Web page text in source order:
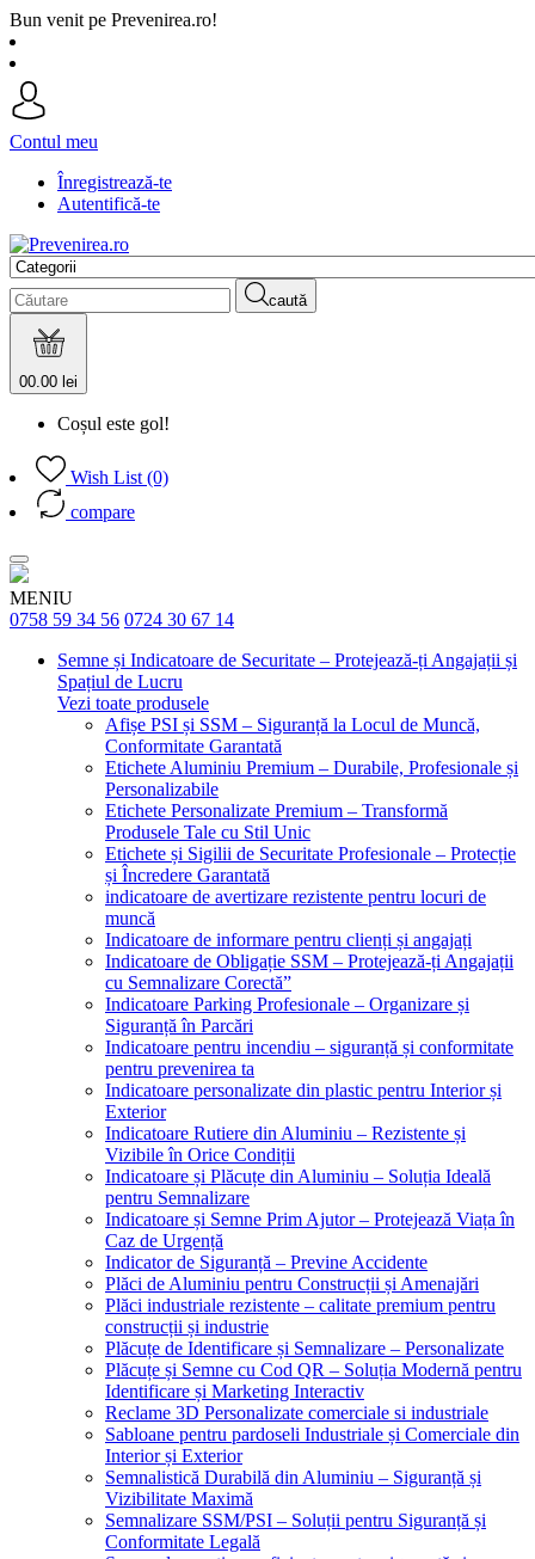
Bun venit pe Prevenirea.ro!
Contul meu
Înregistrează-te
Autentifică-te
caută
00.00 lei
Coșul este gol!
Wish List (0)
compare
MENIU
0758 59 34 56 0724 30 67 14
Semne și Indicatoare de Securitate – Protejează-ți Angajații și
Spațiul de Lucru
Vezi toate produsele
Afișe PSI și SSM – Siguranță la Locul de Muncă,
Conformitate Garantată
Etichete Aluminiu Premium – Durabile, Profesionale și
Personalizabile
Etichete Personalizate Premium – Transformă
Produsele Tale cu Stil Unic
Etichete și Sigilii de Securitate Profesionale – Protecție
și Încredere Garantată
indicatoare de avertizare rezistente pentru locuri de
muncă
Indicatoare de informare pentru clienți și angajați
Indicatoare de Obligație SSM – Protejează-ți Angajații
cu Semnalizare Corectă”
Indicatoare Parking Profesionale – Organizare și
Siguranță în Parcări
Indicatoare pentru incendiu – siguranță și conformitate
pentru prevenirea ta
Indicatoare personalizate din plastic pentru Interior și
Exterior
Indicatoare Rutiere din Aluminiu – Rezistente și
Vizibile în Orice Condiții
Indicatoare și Plăcuțe din Aluminiu – Soluția Ideală
pentru Semnalizare
Indicatoare și Semne Prim Ajutor – Protejează Viața în
Caz de Urgență
Indicator de Siguranță – Previne Accidente
Plăci de Aluminiu pentru Construcții și Amenajări
Plăci industriale rezistente – calitate premium pentru
construcții și industrie
Plăcuțe de Identificare și Semnalizare – Personalizate
Plăcuțe și Semne cu Cod QR – Soluția Modernă pentru
Identificare și Marketing Interactiv
Reclame 3D Personalizate comerciale si industriale
Sabloane pentru pardoseli Industriale și Comerciale din
Interior și Exterior
Semnalistică Durabilă din Aluminiu – Siguranță și
Vizibilitate Maximă
Semnalizare SSM/PSI – Soluții pentru Siguranță și
Conformitate Legală